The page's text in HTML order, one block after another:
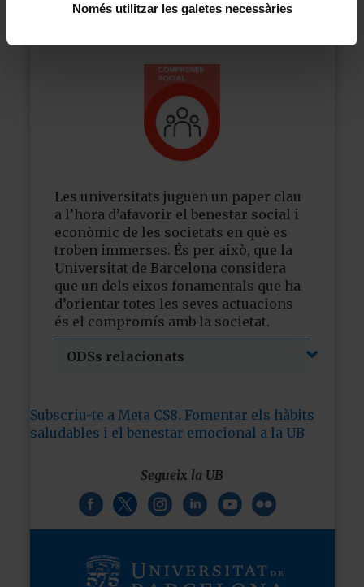
Només utilitzar les galetes necessàries
Compromís
social
Les universitats juguen un paper clau
a l’hora d’afavorir el benestar social i
econòmic de les societats en què es
troben immerses. És per això, que la
Universitat de Barcelona considera
que un dels eixos fonamentals que ha
d’orientar totes les seves actuacions
és el compromís amb la societat.
ODSs relacionats
Subscriu-te a Meta CS8. Fomentar els hàbits
saludables i el benestar emocional a la UB
Segueix la UB